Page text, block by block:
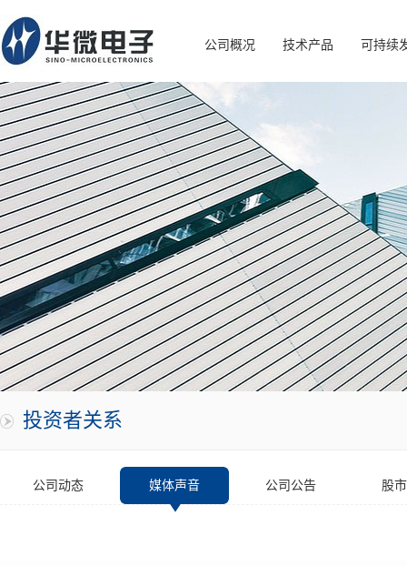
公司概况 技术产品 可持续
投资者关系
公司动态 媒体声音 公司公告 股